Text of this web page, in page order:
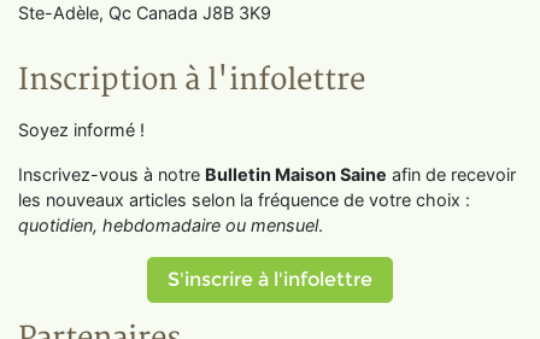
Ste-Adèle, Qc Canada J8B 3K9
Inscription à l'infolettre
Soyez informé !
Inscrivez-vous à notre Bulletin Maison Saine afin de recevoir
les nouveaux articles selon la fréquence de votre choix :
quotidien, hebdomadaire ou mensuel.
S'inscrire à l'infolettre